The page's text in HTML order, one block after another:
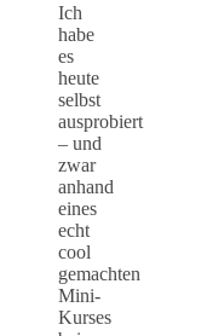
Ich
habe
es
heute
selbst
ausprobiert
– und
zwar
anhand
eines
echt
cool
gemachten
Mini-
Kurses